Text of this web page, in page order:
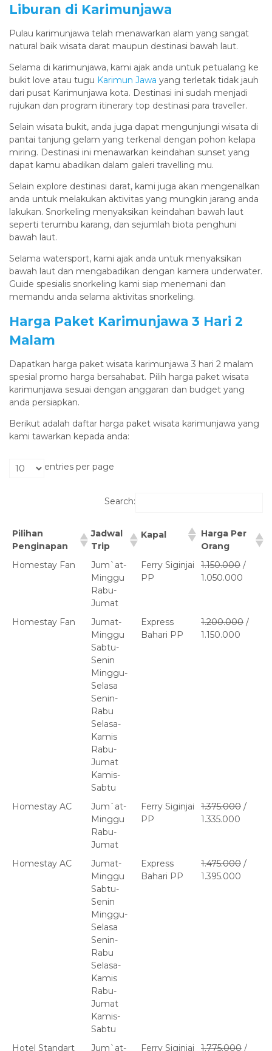
Liburan di Karimunjawa
Pulau karimunjawa telah menawarkan alam yang sangat
natural baik wisata darat maupun destinasi bawah laut.
Selama di karimunjawa, kami ajak anda untuk petualang ke
bukit love atau tugu Karimun Jawa yang terletak tidak jauh
dari pusat Karimunjawa kota. Destinasi ini sudah menjadi
rujukan dan program itinerary top destinasi para traveller.
Selain wisata bukit, anda juga dapat mengunjungi wisata di
pantai tanjung gelam yang terkenal dengan pohon kelapa
miring. Destinasi ini menawarkan keindahan sunset yang
dapat kamu abadikan dalam galeri travelling mu.
Selain explore destinasi darat, kami juga akan mengenalkan
anda untuk melakukan aktivitas yang mungkin jarang anda
lakukan. Snorkeling menyaksikan keindahan bawah laut
seperti terumbu karang, dan sejumlah biota penghuni
bawah laut.
Selama watersport, kami ajak anda untuk menyaksikan
bawah laut dan mengabadikan dengan kamera underwater.
Guide spesialis snorkeling kami siap menemani dan
memandu anda selama aktivitas snorkeling.
Harga Paket Karimunjawa 3 Hari 2
Malam
Dapatkan harga paket wisata karimunjawa 3 hari 2 malam
spesial promo harga bersahabat. Pilih harga paket wisata
karimunjawa sesuai dengan anggaran dan budget yang
anda persiapkan.
Berikut adalah daftar harga paket wisata karimunjawa yang
kami tawarkan kepada anda:
entries per page
Search:
Pilihan
Penginapan
Jadwal
Trip
Kapal
Harga Per
Orang
Homestay Fan
Jum`at-
Minggu
Rabu-
Jumat
Ferry Siginjai
PP
1.150.000 /
1.050.000
Homestay Fan
Jumat-
Minggu
Sabtu-
Senin
Minggu-
Selasa
Senin-
Rabu
Selasa-
Kamis
Rabu-
Jumat
Kamis-
Sabtu
Express
Bahari PP
1.200.000 /
1.150.000
Homestay AC
Jum`at-
Minggu
Rabu-
Jumat
Ferry Siginjai
PP
1.375.000 /
1.335.000
Homestay AC
Jumat-
Minggu
Sabtu-
Senin
Minggu-
Selasa
Senin-
Rabu
Selasa-
Kamis
Rabu-
Jumat
Kamis-
Sabtu
Express
Bahari PP
1.475.000 /
1.395.000
Hotel Standart Jum`at- Ferry Siginjai 1.775.000 /